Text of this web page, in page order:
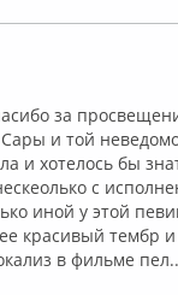
за
и той
и хотелось бы
с
иной у этой
красивый тембр
в фильме